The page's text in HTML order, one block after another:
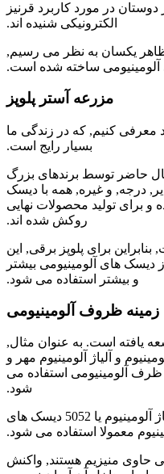
در مورد کاربرد قرنیز
الکترونیکی شنیده اند.
یکسان به نظر می رسیم,
آلومینیومی ساخته شده است.
مزرعه آستر پلوپز
معرفی کنیم, که در زندگی ما
بسیار رایج است.
حاضر توسط برندهای بزرگ
درجه, و غیره, همه با دیسک
و برای تولید محصولات نهایی
روکش شده اند.
برای پلوپز برقی, این
های آلومینیومی بیشتر
و بیشتر استفاده می شود.
زمینه ظروف آلومینیومی
یافته است. به عنوان مثال,
و آلیاژ آلومینیوم مهر و
آلومینیومی استفاده می
شود.
برای این رشته, 6061 دایره های آلیاژ آلومینیوم یا 5052 دیسک های
معمولا استفاده می شود.
حاوی منیزیم هستند, واکنش